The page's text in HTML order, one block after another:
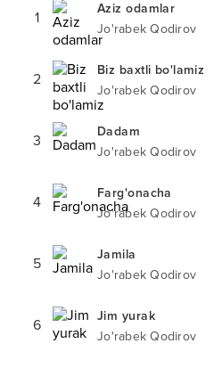
1
Aziz odamlar
Jo'rabek Qodirov
2
Biz baxtli bo'lamiz
Jo'rabek Qodirov
3
Dadam
Jo'rabek Qodirov
4
Farg'onacha
Jo'rabek Qodirov
5
Jamila
Jo'rabek Qodirov
6
Jim yurak
Jo'rabek Qodirov